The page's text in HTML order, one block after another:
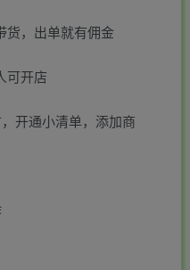
货，出单就有佣金
可开店
开通小清单，添加商